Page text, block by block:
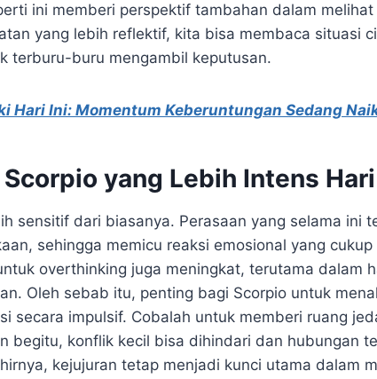
ini memberi perspektif tambahan dalam melihat
yang lebih reflektif, kita bisa membaca situasi
terburu-buru mengambil keputusan.
Hari Ini: Momentum Keberuntungan Sedang
yang Lebih Intens
sensitif dari biasanya. Perasaan yang selama ini
sehingga memicu reaksi emosional yang cukup
overthinking juga meningkat, terutama dalam
Oleh sebab itu, penting bagi Scorpio untuk
secara impulsif. Cobalah untuk memberi ruang
begitu, konflik kecil bisa dihindari dan hubungan
kejujuran tetap menjadi kunci utama dalam